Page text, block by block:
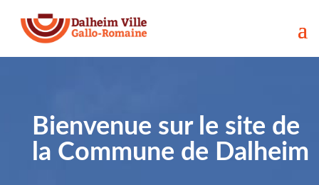
Bienvenue sur le site de
la Commune de Dalheim